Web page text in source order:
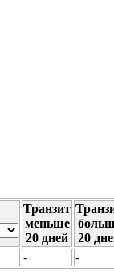
Транзит
меньше
20 дней
20
-
-